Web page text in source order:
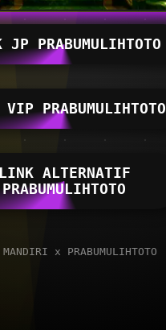
JP PRABUMULIHTOTO
PRABUMULIHTOTO
LINK ALTERNATIF
PRABUMULIHTOTO
MANDIRI x PRABUMULIHTOTO